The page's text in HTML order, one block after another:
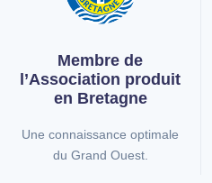
Membre de
l’Association produit
en Bretagne
Une connaissance optimale
du Grand Ouest.